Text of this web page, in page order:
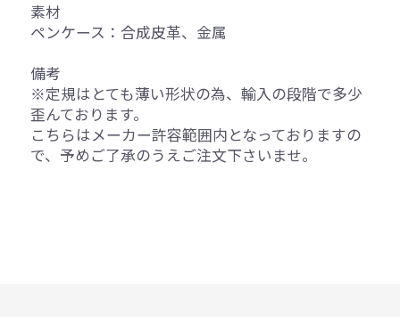
素材
ペンケース：合成皮革、金属
備考
※定規はとても薄い形状の為、輸入の段階で多少
歪んております。
こちらはメーカー許容範囲内となっておりますの
で、予めご了承のうえご注文下さいませ。